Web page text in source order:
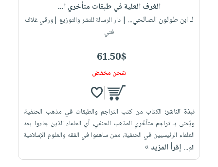
الغرف العلية في طبقات متأخري ا...
لـ ابن طولون الصالحي... | دار الرسالة للنشر والتوزيع |ورقي غلاف
فني
61.50$
شحن مخفض
نبذة الناشر: الكتاب من كتب التراجم والطبقات في مذهب الحنفية،
ويُعنى بـ تراجم متأخّري المذهب الحنفي، أي العلماء الذين جاءوا بعد
العلماء الرئيسيين في الحنفية، ممن ساهموا في الفقه والعلوم الإسلامية
الم... إقرأ المزيد »